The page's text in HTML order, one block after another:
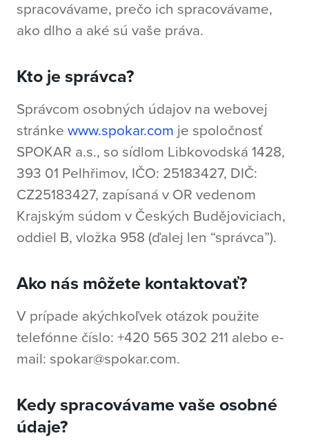
spracovávame, prečo ich spracovávame,
ako dlho a aké sú vaše práva.
Kto je správca?
Správcom osobných údajov na webovej
stránke www.spokar.com je spoločnosť
SPOKAR a.s., so sídlom Libkovodská 1428,
393 01 Pelhřimov, IČO: 25183427, DIČ:
CZ25183427, zapísaná v OR vedenom
Krajským súdom v Českých Budějoviciach,
oddiel B, vložka 958 (ďalej len “správca”).
Ako nás môžete kontaktovať?
V prípade akýchkoľvek otázok použite
telefónne číslo: +420 565 302 211 alebo e-
mail: spokar@spokar.com.
Kedy spracovávame vaše osobné
údaje?